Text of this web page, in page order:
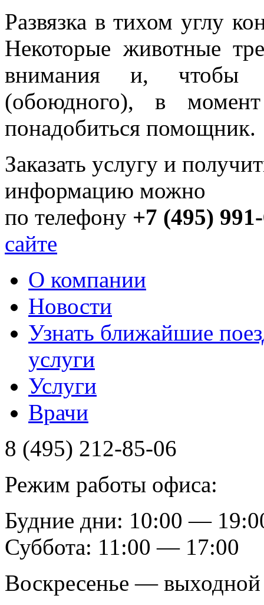
Развязка в тихом углу
Некоторые животные
внимания и, чтобы
(обоюдного), в
понадобиться помощник.
Заказать услугу и
информацию можно
по телефону +7 (495)
сайте
О компании
Новости
Узнать ближайшие
услуги
Услуги
Врачи
8 (495) 212-85-06
Режим работы офиса:
Будние дни: 10:00 —
Суббота: 11:00 — 17:00
Воскресенье — выходной